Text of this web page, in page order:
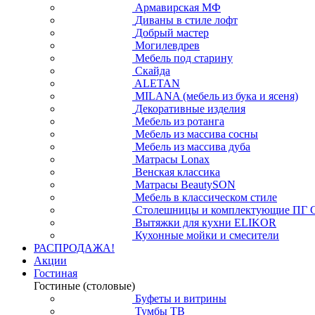
Армавирская МФ
Диваны в стиле лофт
Добрый мастер
Могилевдрев
Мебель под старину
Скайда
ALETAN
MILANA (мебель из бука и ясеня)
Декоративные изделия
Мебель из ротанга
Мебель из массива сосны
Мебель из массива дуба
Матрасы Lonax
Венская классика
Матрасы BeautySON
Мебель в классическом стиле
Столешницы и комплектующие ПГ
Вытяжки для кухни ELIKOR
Кухонные мойки и смесители
РАСПРОДАЖА!
Акции
Гостиная
Гостиные (столовые)
Буфеты и витрины
Тумбы ТВ